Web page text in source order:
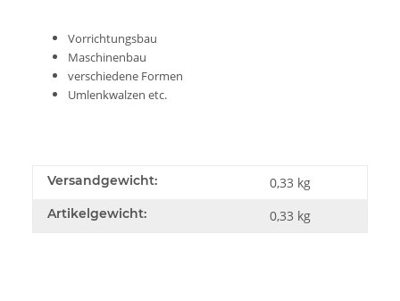
Vorrichtungsbau
Maschinenbau
verschiedene Formen
Umlenkwalzen etc.
Versandgewicht: 0,33 kg
Artikelgewicht: 0,33 kg